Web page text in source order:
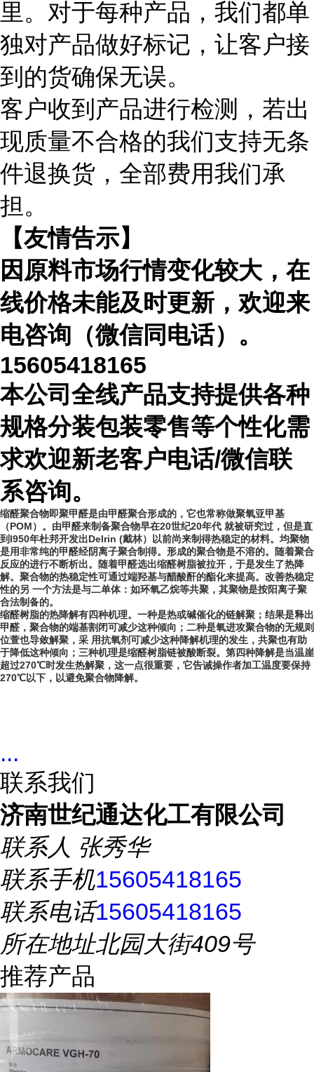
里。对于每种产品，我们都单
独对产品做好标记，让客户接
到的货确保无误。
客户收到产品进行检测，若出
现质量不合格的我们支持无条
件退换货，全部费用我们承
担。
【友情告示】
因原料市场行情变化较大，在
线价格未能及时更新，欢迎来
电咨询（微信同电话）。
15605418165
本公司全线产品支持提供各种
规格分装包装零售等个性化需
求欢迎新老客户电话/微信联
系咨询。
缩醛聚合物即聚甲醛是由甲醛聚合形成的，它也常称做聚氧亚甲基
（POM）。由甲醛来制备聚合物早在20世纪20年代 就被研究过，但是直
到l950年杜邦开发出Delrin (戴林）以前尚来制得热稳定的材料。均聚物
是用非常纯的甲醛经阴离子聚合制得。形成的聚合物是不溶的。随着聚合
反应的进行不断析出。随着甲醛选出缩醛树脂被拉开，于是发生了热降
解。聚合物的热稳定性可通过端羟基与醋酸酐的酯化来提高。改善热稳定
性的另 一个方法是与二单体：如环氧乙烷等共聚，其聚物是按阳离子聚
合法制备的。
缩醛树脂的热降解有四种机理。一种是热或碱催化的链解聚；结果是释出
甲醛，聚合物的端基割闭可减少这种倾向；二种是氧进攻聚合物的无规则
位萱也导敛解聚，采 用抗氧剂可减少这种降解机理的发生，共聚也有助
于降低这种倾向；三种机理是缩醛树脂链被酸断裂。第四种降解是当温崖
超过270℃时发生热解聚，这一点很重要，它告诫操作者加工温度要保持
270℃以下，以避免聚合物降解。
...
联系我们
济南世纪通达化工有限公司
联系人 张秀华
联系手机15605418165
联系电话15605418165
所在地址北园大街409号
推荐产品